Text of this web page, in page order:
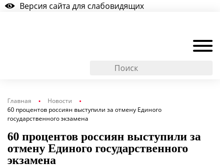
Версия сайта для слабовидящих
Главная
Новости
60 процентов россиян выступили за отмену Единого
государственного экзамена
60 процентов россиян выступили за
отмену Единого государственного
экзамена